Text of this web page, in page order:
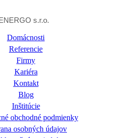
s.r.o.
Domácnosti
Referencie
Firmy
Kariéra
Kontakt
Blog
Inštitúcie
obchodné podmienky
osobných údajov